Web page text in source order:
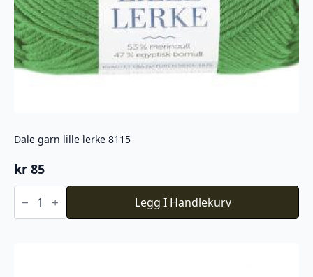
Dale garn lille lerke 8115
kr 85
Dale
garn
lerke
Legg I Handlekurv